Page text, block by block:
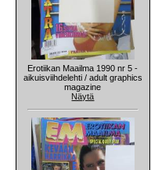
Erotiikan Maailma 1990 nr 5 -
aikuisviihdelehti / adult graphics
magazine
Näytä